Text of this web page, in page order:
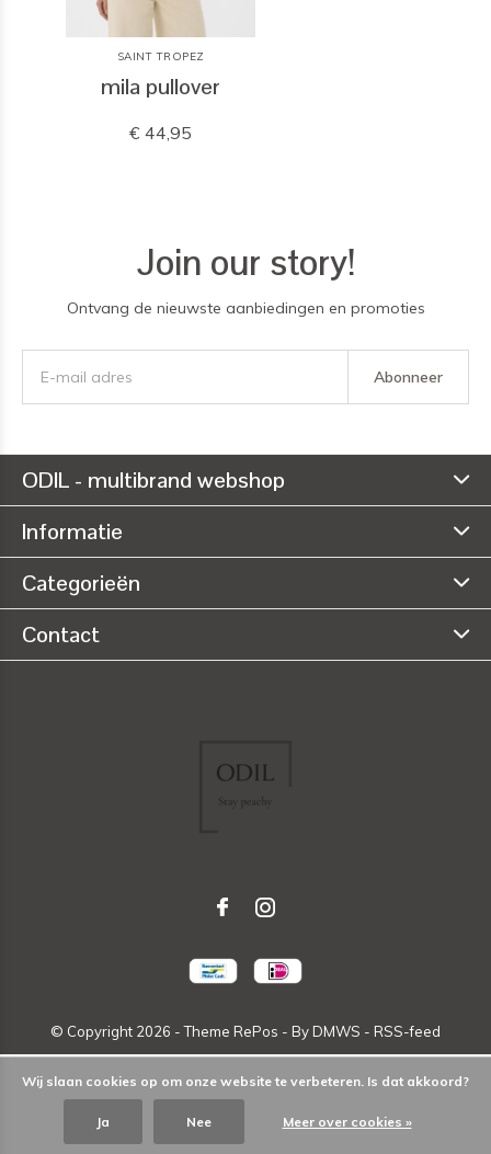
SAINT TROPEZ
mila pullover
€ 44,95
Join our story!
Ontvang de nieuwste aanbiedingen en promoties
Abonneer
ODIL - multibrand webshop
Informatie
Categorieën
Contact
© Copyright 2026 - Theme RePos - By DMWS - RSS-feed
Wij slaan cookies op om onze website te verbeteren. Is dat akkoord?
Ja Nee Meer over cookies »